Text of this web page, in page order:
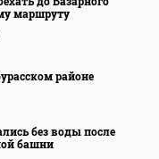
маршруту
районе
без воды после
башни